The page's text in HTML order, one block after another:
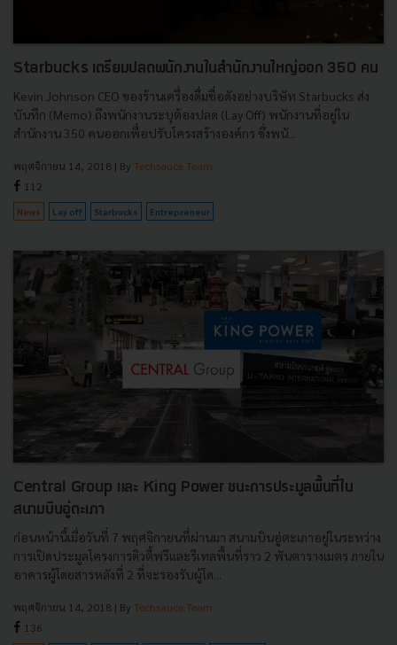
Starbucks เตรียมปลดพนักงานในสำนักงานใหญ่ออก 350 คน
Kevin Johnson CEO ของร้านเครื่องดื่มชื่อดังอย่างบริษัท Starbucks ส่ง
บันทึก (Memo) ถึงพนักงานระบุต้องปลด (Lay Off) พนักงานที่อยู่ใน
สำนักงาน 350 คนออกเพื่อปรับโครงสร้างองค์กร ซึ่งพนั...
พฤศจิกายน 14, 2018 | By Techsauce Team
112
News Lay off Starbucks Entrepreneur
Central Group และ King Power ชนะการประมูลพื้นที่ใน
สนามบินอู่ตะเภา
ก่อนหน้านี้เมื่อวันที่ 7 พฤศจิกายนที่ผ่านมา สนามบินอู่ตะเภาอยู่ในระหว่าง
การเปิดประมูลโครงการดิวตี้ฟรีและรีเทลพื้นที่ราว 2 พันตารางเมตร ภายใน
อาคารผู้โดยสารหลังที่ 2 ที่จะรองรับผู้โด...
พฤศจิกายน 14, 2018 | By Techsauce Team
136